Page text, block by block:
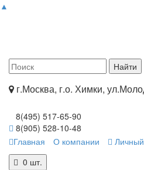
▲
г.Москва, г.о. Химки,
8(495) 517-65-90
8(905) 528-10-48
Главная
О компании
0 шт.